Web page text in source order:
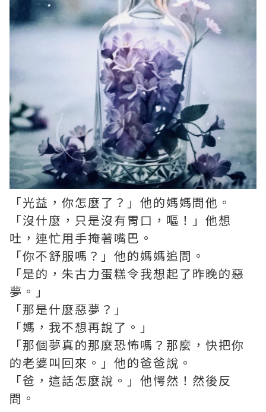
「光益，你怎麼了？」他的媽媽問他。
「沒什麼，只是沒有胃口，嘔！」他想
吐，連忙用手掩著嘴巴。
「你不舒服嗎？」他的媽媽追問。
「是的，朱古力蛋糕令我想起了昨晚的惡
夢。」
「那是什麼惡夢？」
「媽，我不想再說了。」
「那個夢真的那麼恐怖嗎？那麼，快把你
的老婆叫回來。」他的爸爸說。
「爸，這話怎麼說。」他愕然！然後反
問。